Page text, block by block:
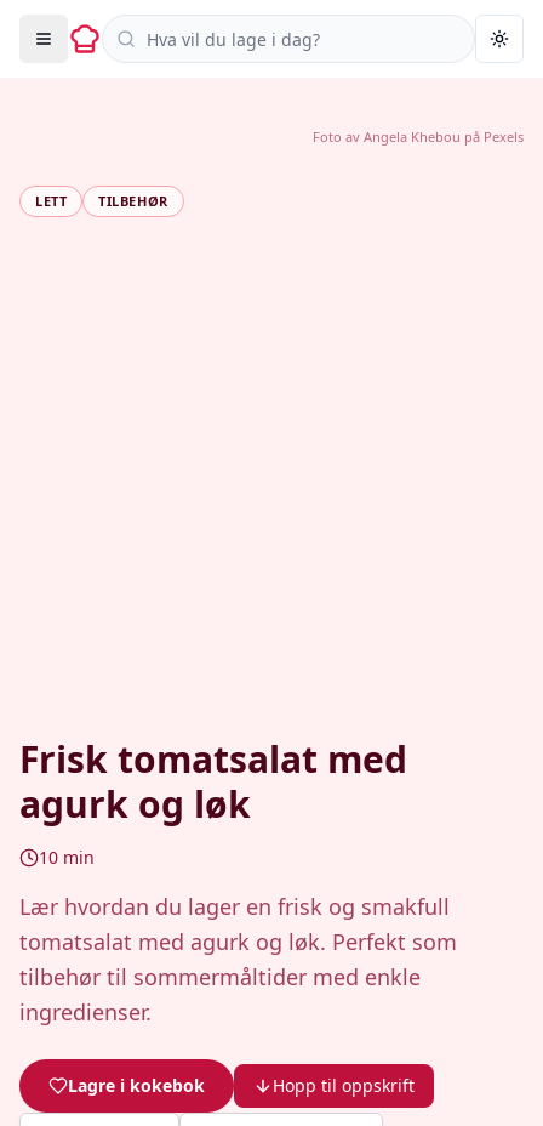
Søk i oppskrifter
LETT TILBEHØR
Frisk tomatsalat med
agurk og løk
10 min
Lær hvordan du lager en frisk og smakfull
tomatsalat med agurk og løk. Perfekt som
tilbehør til sommermåltider med enkle
ingredienser.
Lagre i kokebok Hopp til oppskrift
Foto av Angela Khebou på Pexels